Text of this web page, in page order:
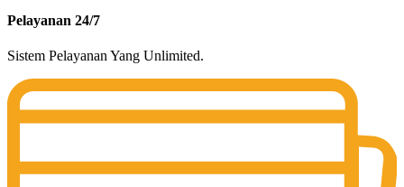
Pelayanan 24/7
Sistem Pelayanan Yang Unlimited.